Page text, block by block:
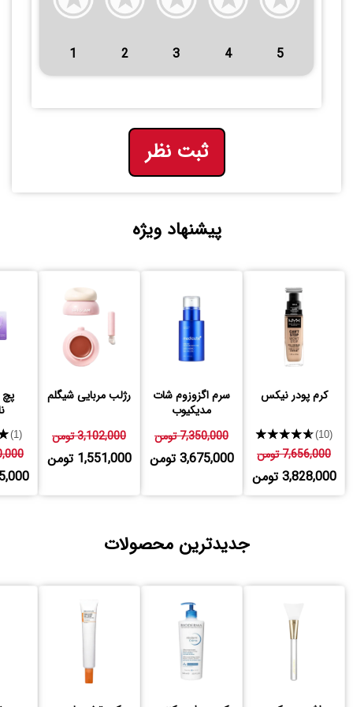
1 2 3 4 5
ثبت نظر
پیشنهاد ویژه
کرم پودر نیکس
★★★★★(10)
7,656,000 تومن
3,828,000 تومن
سرم اگزوزوم شات
مدیکیوب
7,350,000 تومن
3,675,000 تومن
رژلب مربایی شیگلم
3,102,000 تومن
1,551,000 تومن
(1)
جدیدترین محصولات